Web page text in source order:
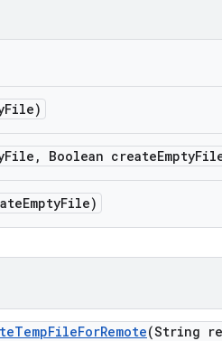
File)
File , Boolean createEmpty
EmptyFile)
TempFileForRemote(String